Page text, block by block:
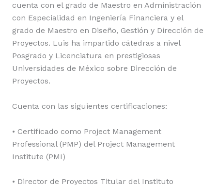
cuenta con el grado de Maestro en Administración
con Especialidad en Ingeniería Financiera y el
grado de Maestro en Diseño, Gestión y Dirección de
Proyectos. Luis ha impartido cátedras a nivel
Posgrado y Licenciatura en prestigiosas
Universidades de México sobre Dirección de
Proyectos.
Cuenta con las siguientes certificaciones:
• Certificado como Project Management
Professional (PMP) del Project Management
Institute (PMI)
• Director de Proyectos Titular del Instituto